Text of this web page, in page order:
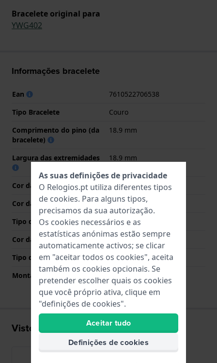
Bracelete original para
YWG402
Informações bracelete
Ean
7610522706538
Tipo Bracelete
Couro
Comprimento do pino (da
bracelete)
18.9 mm
Largura das extremidades 18.9 mm
Cor da bracelete
Castanho
Cor das costuras
Castanho
Tipo de Fecho
Fecho
Cor da fivela
Ouro rosa
Tipo de montagem
Pinos em aço
Montagem Reta
Não
Visto recentemente
As suas definições de privacidade
O Relogios.pt utiliza diferentes tipos
de cookies. Para alguns tipos,
precisamos da sua autorização.
Os cookies necessários e as
estatísticas anónimas estão sempre
automaticamente activos; se clicar
em "aceitar todos os cookies", aceita
também os cookies opcionais. Se
pretender escolher quais os cookies
que você próprio ativa, clique em
"definições de cookies".
Aceitar tudo
Definições de cookies